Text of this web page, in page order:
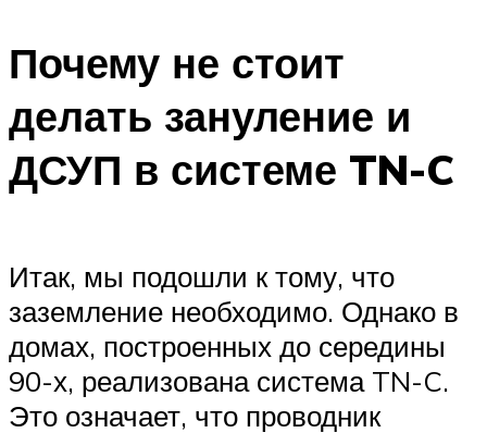
Почему не стоит
делать зануление и
ДСУП в системе TN-C
Итак, мы подошли к тому, что
заземление необходимо. Однако в
домах, построенных до середины
90-х, реализована система TN-C.
Это означает, что проводник